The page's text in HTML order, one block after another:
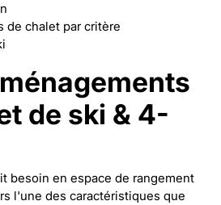
de chalet par critère
de ski & 4-
besoin en espace de rangement
l'une des caractéristiques que